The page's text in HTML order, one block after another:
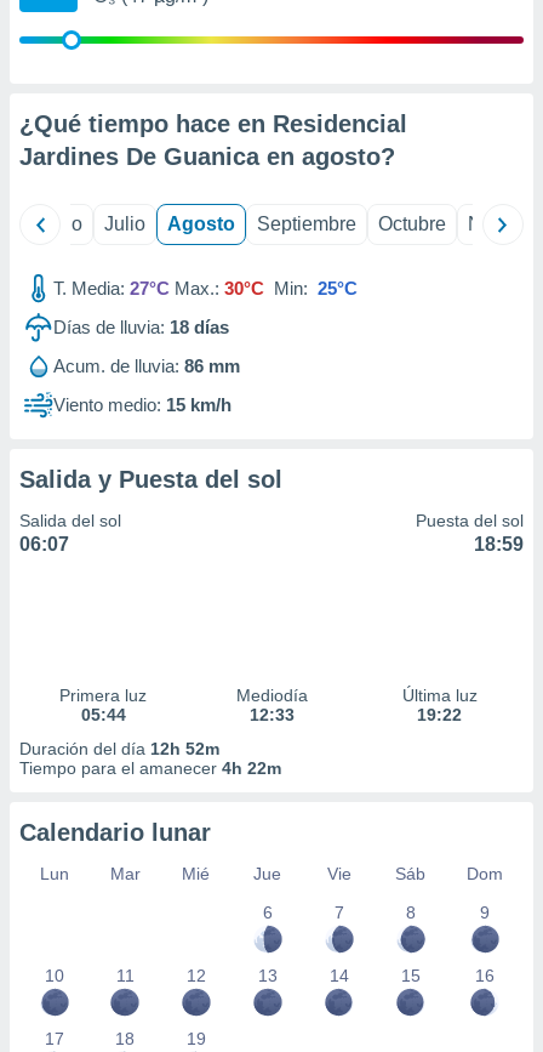
publicidad
publicidad
1199
¿Qué tiempo hace en Residencial
Jardines De Guanica en agosto?
Junio Julio Agosto Septiembre Octubre
T. Media: 27°C Max.: 30°C Min: 25°C
Días de lluvia: 18 días
Acum. de lluvia: 86 mm
Viento medio: 15 km/h
Salida y Puesta del sol
Salida del sol
06:07
Puesta del sol
18:59
Primera luz
05:44
Mediodía
12:33
Última luz
19:22
Duración del día 12h 52m
Tiempo para el amanecer 4h 22m
Calendario lunar
Lun Mar Mié Jue Vie Sáb
Dom
6
7 8 9
10 11 12 13 14 15 16
17 18 19